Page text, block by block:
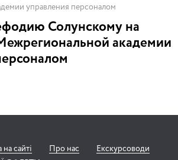
управления персоналом
Солунскому на
академии
на сайті Про нас
Екскурсоводи